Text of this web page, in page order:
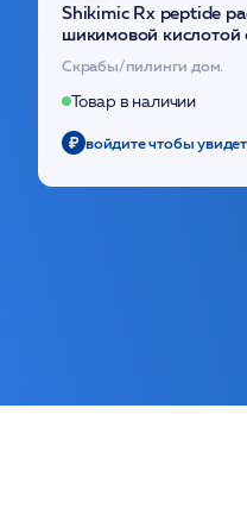
Shikimic Rx peptide
шикимовой
(30шт) /HP
Скрабы/пилинги дом.
Товар в наличии
войдите чтобы